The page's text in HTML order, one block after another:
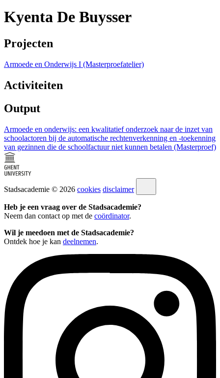
Kyenta De Buysser
Projecten
Armoede en Onderwijs I (Masterproefatelier)
Activiteiten
Output
Armoede en onderwijs: een kwalitatief onderzoek naar de inzet van
schoolactoren bij de automatische rechtenverkenning en -toekenning
van gezinnen die de schoolfactuur niet kunnen betalen (Masterproef)
Stadsacademie © 2026 cookies disclaimer
Heb je een vraag over de Stadsacademie?
Neem dan contact op met de coördinator.
Wil je meedoen met de Stadsacademie?
Ontdek hoe je kan deelnemen.